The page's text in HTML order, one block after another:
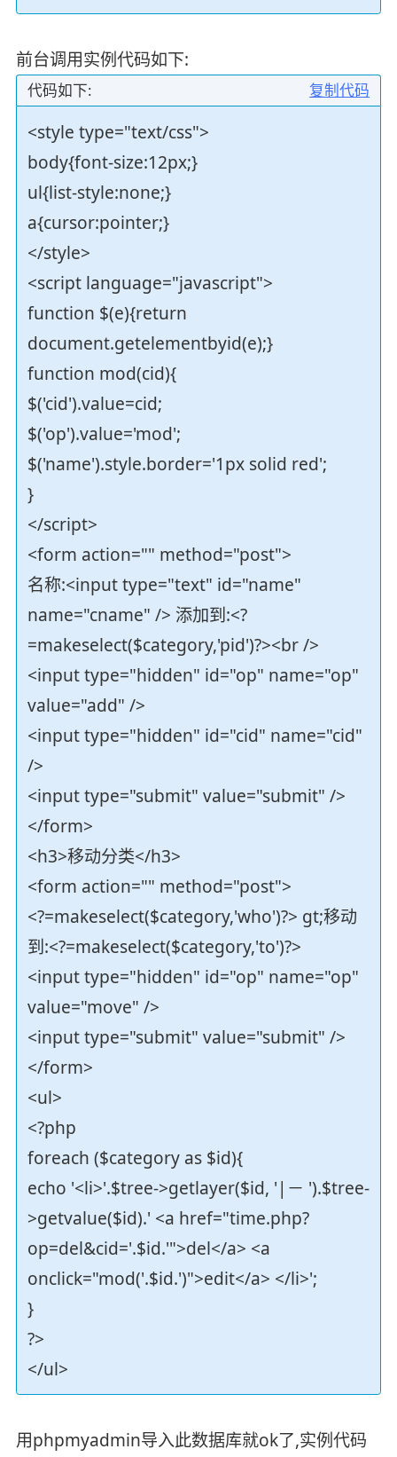
前台调用实例代码如下:
复制代码
代码如下:
<style type="text/css">
body{font-size:12px;}
ul{list-style:none;}
a{cursor:pointer;}
</style>
<script language="javascript">
function $(e){return
document.getelementbyid(e);}
function mod(cid){
$('cid').value=cid;
$('op').value='mod';
$('name').style.border='1px solid red';
}
</script>
<form action="" method="post">
名称:<input type="text" id="name"
name="cname" /> 添加到:<?
=makeselect($category,'pid')?><br />
<input type="hidden" id="op" name="op"
value="add" />
<input type="hidden" id="cid" name="cid"
/>
<input type="submit" value="submit" />
</form>
<h3>移动分类</h3>
<form action="" method="post">
<?=makeselect($category,'who')?> gt;移动
到:<?=makeselect($category,'to')?>
<input type="hidden" id="op" name="op"
value="move" />
<input type="submit" value="submit" />
</form>
<ul>
<?php
foreach ($category as $id){
echo '<li>'.$tree->getlayer($id, '|－ ').$tree-
>getvalue($id).' <a href="time.php?
op=del&cid='.$id.'">del</a> <a
onclick="mod('.$id.')">edit</a> </li>';
}
?>
</ul>
用phpmyadmin导入此数据库就ok了,实例代码